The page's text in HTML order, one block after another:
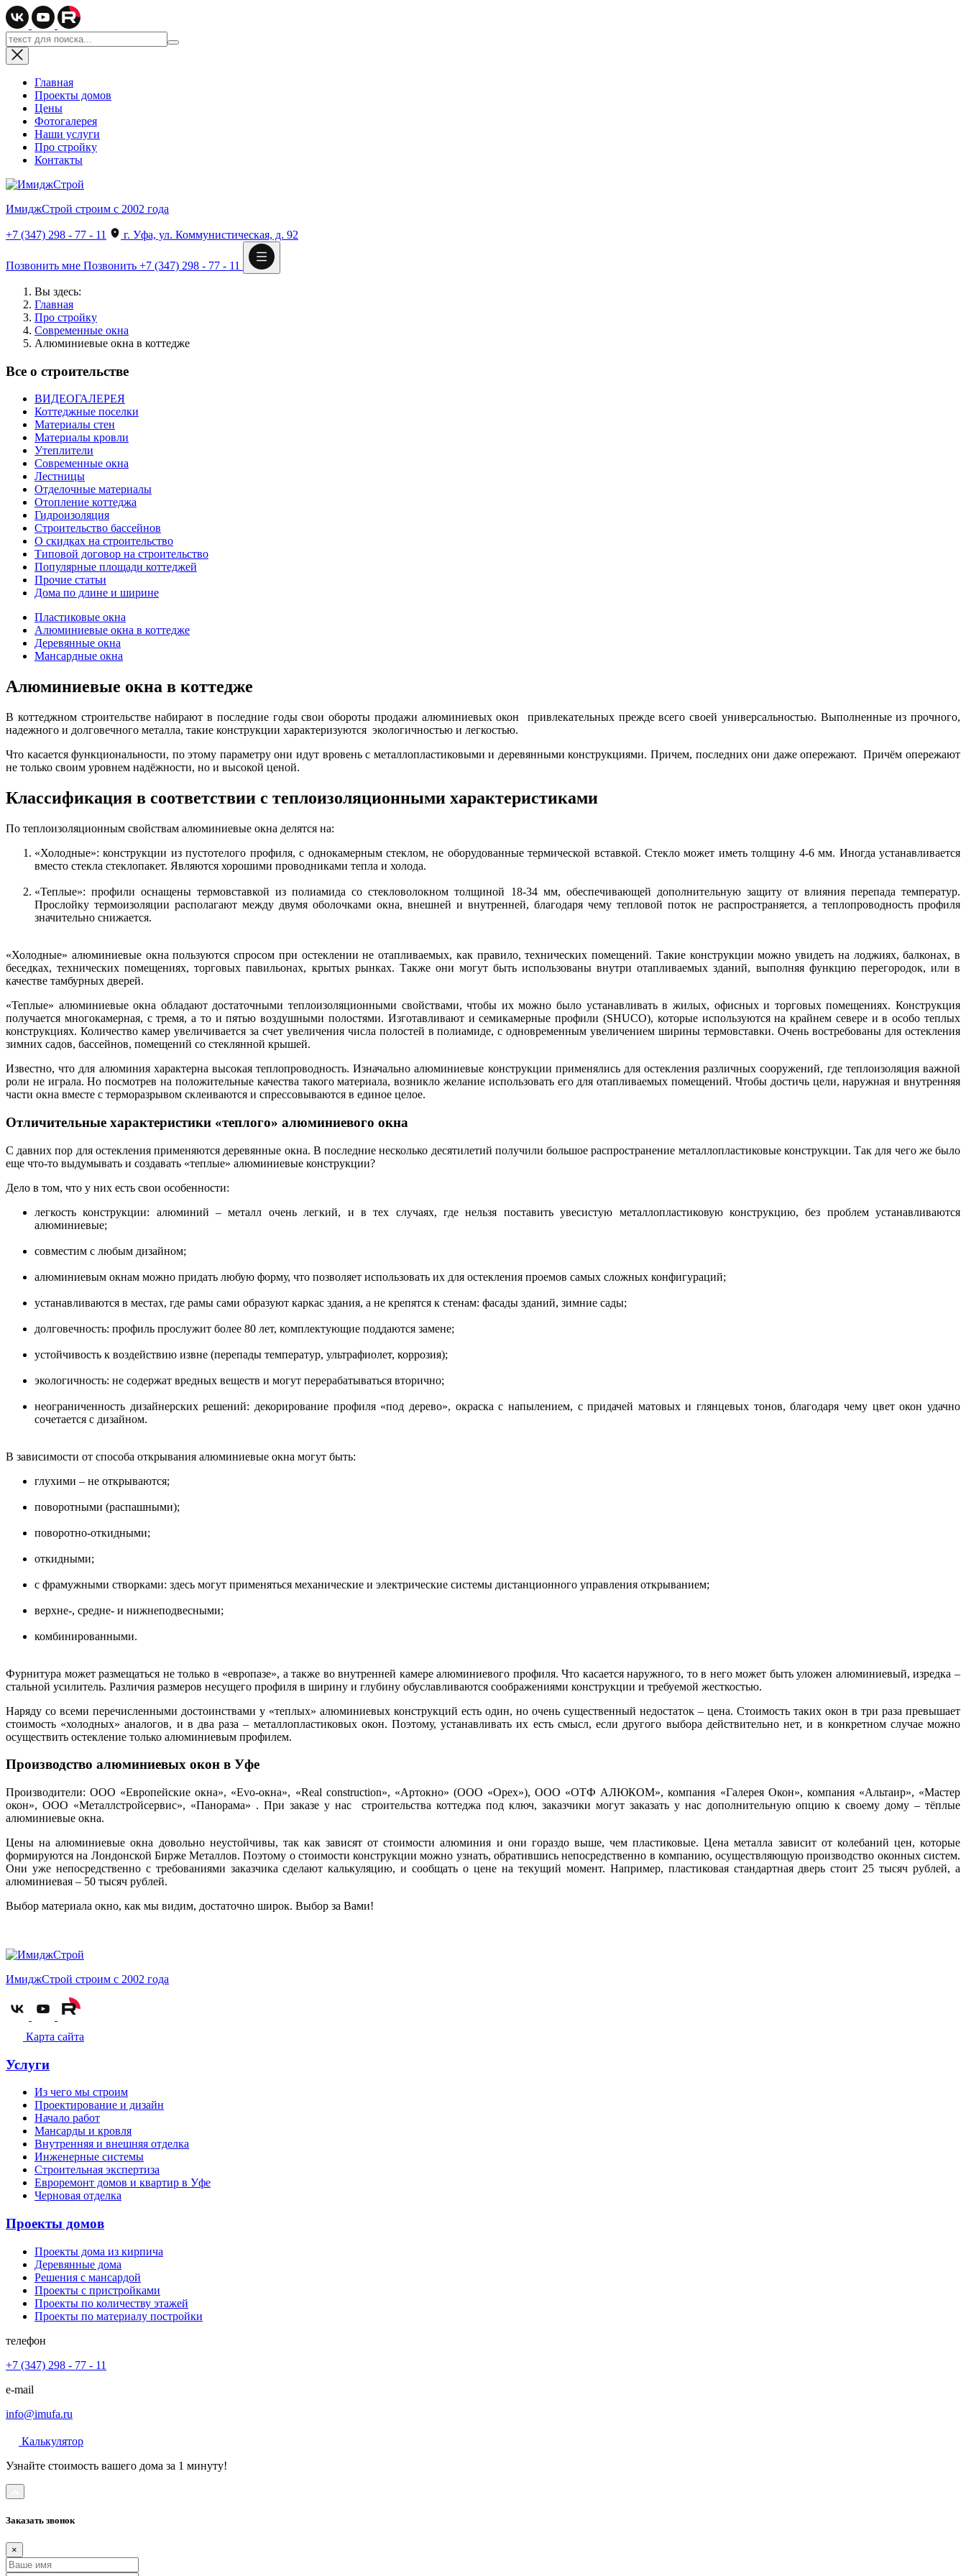
Главная
Проекты домов
Цены
Фотогалерея
Наши услуги
Про стройку
Контакты
ИмиджСтрой строим с 2002 года
+7 (347) 298 - 77 - 11 г. Уфа, ул. Коммунистическая, д. 92
Позвонить мне Позвонить +7 (347) 298 - 77 - 11
Вы здесь:
Главная
Про стройку
Современные окна
Алюминиевые окна в коттедже
Все о строительстве
ВИДЕОГАЛЕРЕЯ
Коттеджные поселки
Материалы стен
Материалы кровли
Утеплители
Современные окна
Лестницы
Отделочные материалы
Отопление коттеджа
Гидроизоляция
Строительство бассейнов
О скидках на строительство
Типовой договор на строительство
Популярные площади коттеджей
Прочие статьи
Дома по длине и ширине
Пластиковые окна
Алюминиевые окна в коттедже
Деревянные окна
Мансардные окна
Алюминиевые окна в коттедже
В коттеджном строительстве набирают в последние годы свои обороты продажи алюминиевых окон привлекательных прежде всего своей универсальностью. Выполненные из прочного,
надежного и долговечного металла, такие конструкции характеризуются экологичностью и легкостью.
Что касается функциональности, по этому параметру они идут вровень с металлопластиковыми и деревянными конструкциями. Причем, последних они даже опережают. Причём опережают
не только своим уровнем надёжности, но и высокой ценой.
Классификация в соответствии с теплоизоляционными характеристиками
По теплоизоляционным свойствам алюминиевые окна делятся на:
«Холодные»: конструкции из пустотелого профиля, с однокамерным стеклом, не оборудованные термической вставкой. Стекло может иметь толщину 4-6 мм. Иногда устанавливается
вместо стекла стеклопакет. Являются хорошими проводниками тепла и холода.
«Теплые»: профили оснащены термовставкой из полиамида со стекловолокном толщиной 18-34 мм, обеспечивающей дополнительную защиту от влияния перепада температур.
Прослойку термоизоляции располагают между двумя оболочками окна, внешней и внутренней, благодаря чему тепловой поток не распространяется, а теплопроводность профиля
значительно снижается.
«Холодные» алюминиевые окна пользуются спросом при остеклении не отапливаемых, как правило, технических помещений. Такие конструкции можно увидеть на лоджиях, балконах, в
беседках, технических помещениях, торговых павильонах, крытых рынках. Также они могут быть использованы внутри отапливаемых зданий, выполняя функцию перегородок, или в
качестве тамбурных дверей.
«Теплые» алюминиевые окна обладают достаточными теплоизоляционными свойствами, чтобы их можно было устанавливать в жилых, офисных и торговых помещениях. Конструкция
получается многокамерная, с тремя, а то и пятью воздушными полостями. Изготавливают и семикамерные профили (SHUCO), которые используются на крайнем севере и в особо теплых
конструкциях. Количество камер увеличивается за счет увеличения числа полостей в полиамиде, с одновременным увеличением ширины термовставки. Очень востребованы для остекления
зимних садов, бассейнов, помещений со стеклянной крышей.
Известно, что для алюминия характерна высокая теплопроводность. Изначально алюминиевые конструкции применялись для остекления различных сооружений, где теплоизоляция важной
роли не играла. Но посмотрев на положительные качества такого материала, возникло желание использовать его для отапливаемых помещений. Чтобы достичь цели, наружная и внутренняя
части окна вместе с терморазрывом склеиваются и спрессовываются в единое целое.
Отличительные характеристики «теплого» алюминиевого окна
С давних пор для остекления применяются деревянные окна. В последние несколько десятилетий получили большое распространение металлопластиковые конструкции. Так для чего же было
еще что-то выдумывать и создавать «теплые» алюминиевые конструкции?
Дело в том, что у них есть свои особенности:
легкость конструкции: алюминий – металл очень легкий, и в тех случаях, где нельзя поставить увесистую металлопластиковую конструкцию, без проблем устанавливаются
алюминиевые;
совместим с любым дизайном;
алюминиевым окнам можно придать любую форму, что позволяет использовать их для остекления проемов самых сложных конфигураций;
устанавливаются в местах, где рамы сами образуют каркас здания, а не крепятся к стенам: фасады зданий, зимние сады;
долговечность: профиль прослужит более 80 лет, комплектующие поддаются замене;
устойчивость к воздействию извне (перепады температур, ультрафиолет, коррозия);
экологичность: не содержат вредных веществ и могут перерабатываться вторично;
неограниченность дизайнерских решений: декорирование профиля «под дерево», окраска с напылением, с придачей матовых и глянцевых тонов, благодаря чему цвет окон удачно
сочетается с дизайном.
В зависимости от способа открывания алюминиевые окна могут быть:
глухими – не открываются;
поворотными (распашными);
поворотно-откидными;
откидными;
с фрамужными створками: здесь могут применяться механические и электрические системы дистанционного управления открыванием;
верхне-, средне- и нижнеподвесными;
комбинированными.
Фурнитура может размещаться не только в «европазе», а также во внутренней камере алюминиевого профиля. Что касается наружного, то в него может быть уложен алюминиевый, изредка –
стальной усилитель. Различия размеров несущего профиля в ширину и глубину обуславливаются соображениями конструкции и требуемой жесткостью.
Наряду со всеми перечисленными достоинствами у «теплых» алюминиевых конструкций есть один, но очень существенный недостаток – цена. Стоимость таких окон в три раза превышает
стоимость «холодных» аналогов, и в два раза – металлопластиковых окон. Поэтому, устанавливать их есть смысл, если другого выбора действительно нет, и в конкретном случае можно
осуществить остекление только алюминиевым профилем.
Производство алюминиевых окон в Уфе
Производители: ООО «Европейские окна», «Evo-окна», «Real construction», «Артокно» (ООО «Орех»), ООО «ОТФ АЛЮКОМ», компания «Галерея Окон», компания «Альтаир», «Мастер
окон», ООО «Металлстройсервис», «Панорама» . При заказе у нас строительства коттеджа под ключ, заказчики могут заказать у нас дополнительную опцию к своему дому – тёплые
алюминиевые окна.
Цены на алюминиевые окна довольно неустойчивы, так как зависят от стоимости алюминия и они гораздо выше, чем пластиковые. Цена металла зависит от колебаний цен, которые
формируются на Лондонской Бирже Металлов. Поэтому о стоимости конструкции можно узнать, обратившись непосредственно в компанию, осуществляющую производство оконных систем.
Они уже непосредственно с требованиями заказчика сделают калькуляцию, и сообщать о цене на текущий момент. Например, пластиковая стандартная дверь стоит 25 тысяч рублей, а
алюминиевая – 50 тысяч рублей.
Выбор материала окно, как мы видим, достаточно широк. Выбор за Вами!
ИмиджСтрой строим с 2002 года
Карта сайта
Услуги
Из чего мы строим
Проектирование и дизайн
Начало работ
Мансарды и кровля
Внутренняя и внешняя отделка
Инженерные системы
Строительная экспертиза
Евроремонт домов и квартир в Уфе
Черновая отделка
Проекты домов
Проекты дома из кирпича
Деревянные дома
Решения с мансардой
Проекты с пристройками
Проекты по количеству этажей
Проекты по материалу постройки
телефон
+7 (347) 298 - 77 - 11
e-mail
info@imufa.ru
Калькулятор
Узнайте стоимость вашего дома за 1 минуту!
Заказать звонок
×